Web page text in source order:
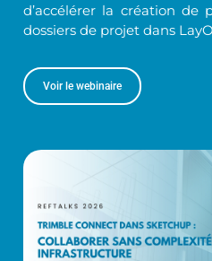
d’accélérer la création de
dossiers de projet dans
Voir le webinaire